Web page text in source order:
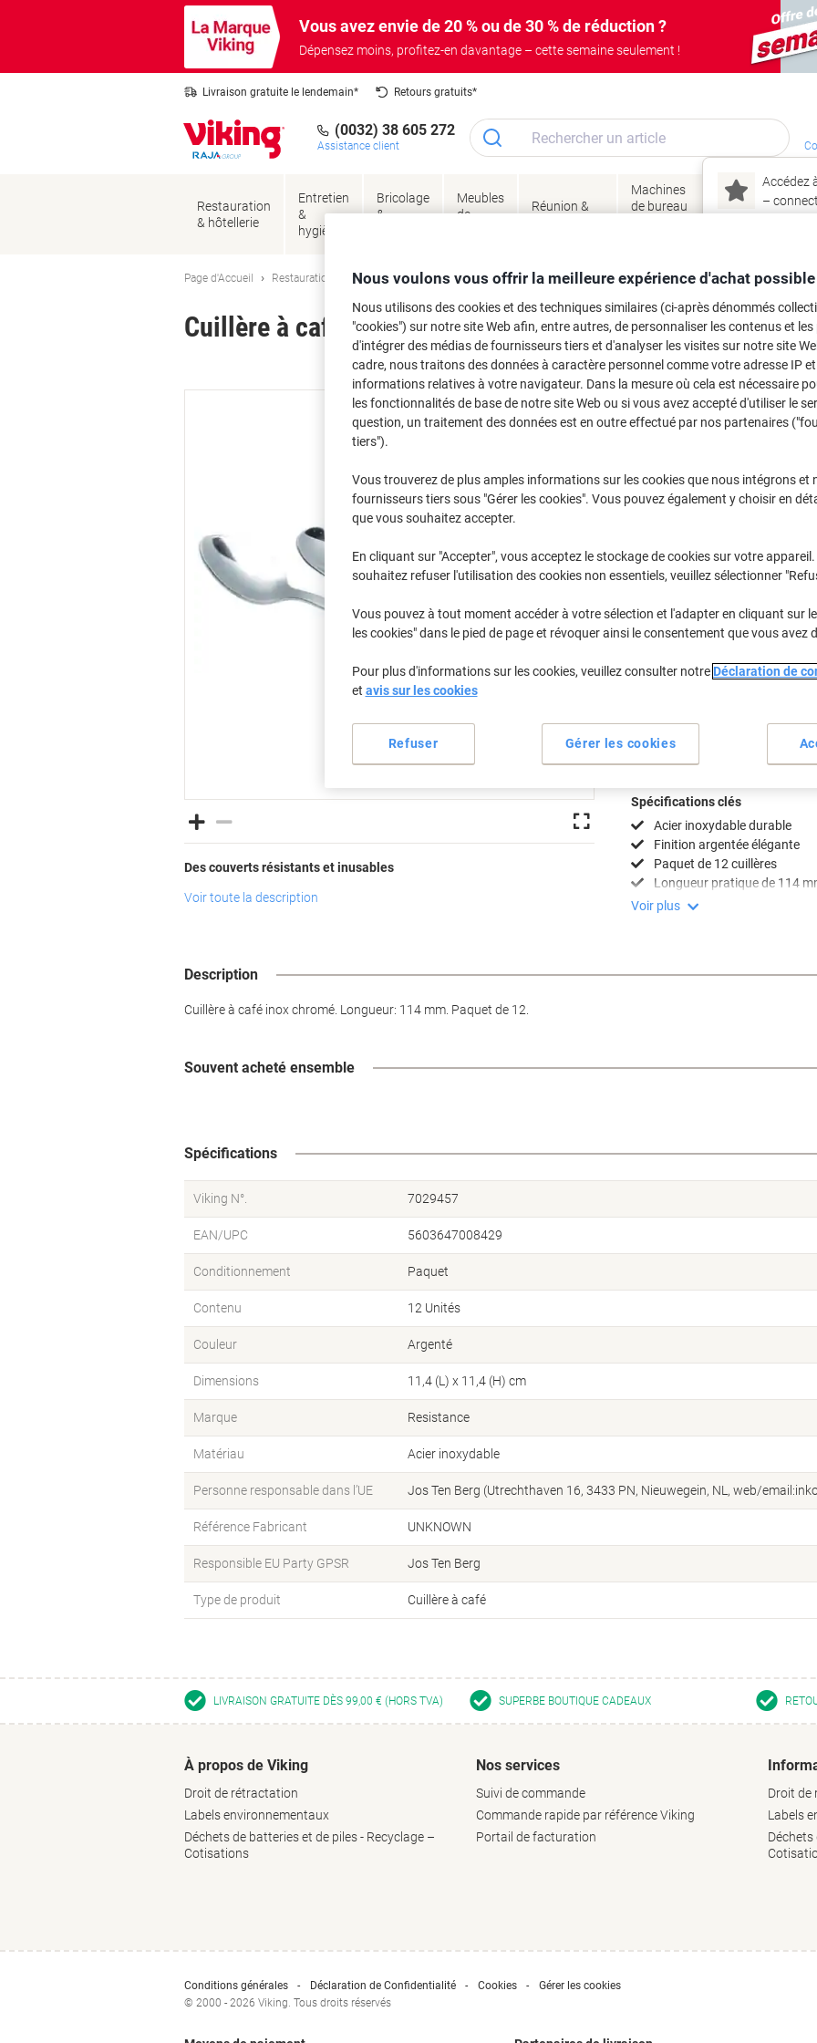
Vous avez envie de 20 % ou de 30 % de réduction ?
Dépensez moins, profitez-en davantage – cette semaine seulement !
Livraison gratuite le lendemain* Retours gratuits*
(0032) 38 605 272
Assistance client
Accédez
–
Nouveau chez
Restauration
& hôtellerie
Entretien
&
hygiène
Bricolage
&
Meubles
de
Réunion &
Machines
de bureau
Encres
&
Page d'Accueil Restauration & hôtellerie Restauration et cuisine Vaisselle Couverts
Cuillère à café Resistance Acier inoxydable Argenté 12
Marque : Resistance Viking N°. 7029457
Des couverts résistants et inusables
Voir toute la description
Dépensez Moins
€23,29 Paquet
À partir de 3 Paquets
Quantité TVA excl.
2Paquet €24,09 -2%
En stock Livraison 2-3 jours
Quantité
Spécifications clés
Acier inoxydable durable
Finition argentée élégante
Paquet de 12 cuillères
Longueur pratique de 114
Voir plus
Description
Cuillère à café inox chromé. Longueur: 114 mm. Paquet de 12.
Souvent acheté ensemble
Spécifications
Viking N°. 7029457
EAN/UPC 5603647008429
Conditionnement Paquet
Contenu 12 Unités
Couleur Argenté
Dimensions 11,4 (L) x 11,4 (H) cm
Marque Resistance
Matériau Acier inoxydable
Personne responsable dans l’UE Jos Ten Berg (Utrechthaven 16, 3433 PN, Nieuwegein, NL, web/
Référence Fabricant UNKNOWN
Responsible EU Party GPSR Jos Ten Berg
Type de produit Cuillère à café
LIVRAISON GRATUITE DÈS 99,00 € (HORS TVA) SUPERBE BOUTIQUE CADEAUX
À propos de Viking
Droit de rétractation
Labels environnementaux
Déchets de batteries et de piles - Recyclage –
Cotisations
Nos services
Suivi de commande
Commande rapide par référence Viking
Portail de facturation
Droit de
Labels
Déchets
Conditions générales Déclaration de Confidentialité Cookies
Gérer les cookies
© 2000 - 2026 Viking. Tous droits réservés
Nous voulons vous offrir la meilleure expérience d'achat possible
Nous utilisons des cookies et des techniques similaires (ci-après dénommés
"cookies") sur notre site Web afin, entre autres, de personnaliser les contenus et les
d'intégrer des médias de fournisseurs tiers et d'analyser les visites sur notre site
cadre, nous traitons des données à caractère personnel comme votre adresse IP et
informations relatives à votre navigateur. Dans la mesure où cela est nécessaire
les fonctionnalités de base de notre site Web ou si vous avez accepté d'utiliser le
question, un traitement des données est en outre effectué par nos partenaires
tiers").
Vous trouverez de plus amples informations sur les cookies que nous intégrons et
fournisseurs tiers sous "Gérer les cookies". Vous pouvez également y choisir en
que vous souhaitez accepter.
En cliquant sur "Accepter", vous acceptez le stockage de cookies sur votre appareil.
souhaitez refuser l'utilisation des cookies non essentiels, veuillez sélectionner
Vous pouvez à tout moment accéder à votre sélection et l'adapter en cliquant sur le
les cookies" dans le pied de page et révoquer ainsi le consentement que vous avez
Pour plus d'informations sur les cookies, veuillez consulter notre Déclaration de
et avis sur les cookies
Gérer les cookies
Refuser